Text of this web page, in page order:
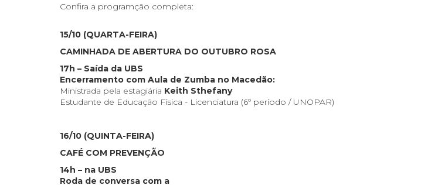
Confira a programção completa:
15/10 (QUARTA-FEIRA)
CAMINHADA DE ABERTURA DO OUTUBRO ROSA
17h – Saída da UBS
Encerramento com Aula de Zumba no Macedão:
Ministrada pela estagiária Keith Sthefany
Estudante de Educação Física - Licenciatura (6º período / UNOPAR)
16/10 (QUINTA-FEIRA)
CAFÉ COM PREVENÇÃO
14h – na UBS
Roda de conversa com a